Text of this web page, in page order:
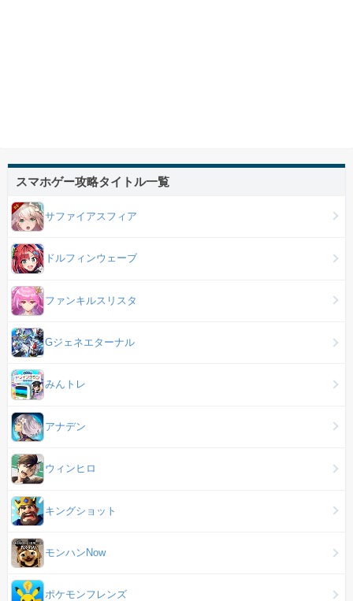
スマホゲー攻略タイトル一覧
サファイアスフィア
ドルフィンウェーブ
ファンキルスリスタ
Gジェネエターナル
みんトレ
アナデン
ウィンヒロ
キングショット
モンハンNow
ポケモンフレンズ